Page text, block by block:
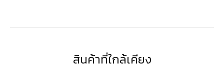
สินค้าที่ใกล้เคียง